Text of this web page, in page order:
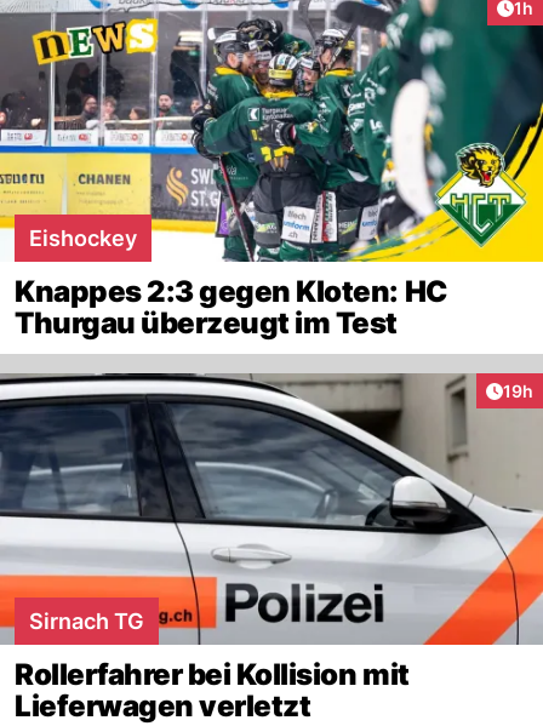
1h
Eishockey
Knappes 2:3 gegen Kloten: HC
Thurgau überzeugt im Test
19h
Sirnach TG
Rollerfahrer bei Kollision mit
Lieferwagen verletzt